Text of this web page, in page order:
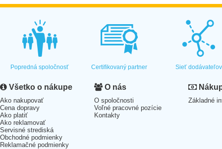
Popredná spoločnosť Certifikovaný partner Sieť dodávateľov
Všetko o nákupe
Ako nakupovať
Cena dopravy
Ako platiť
Ako reklamovať
Servisné strediská
Obchodné podmienky
Reklamačné podmienky
O nás
O spoločnosti
Voľné pracovné pozície
Kontakty
Základné